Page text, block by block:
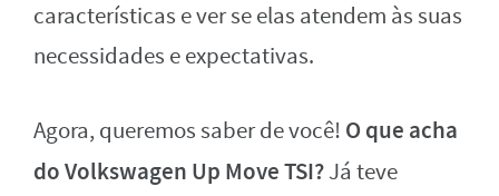
características e ver se elas atendem às suas
necessidades e expectativas.
Agora, queremos saber de você! O que acha
do Volkswagen Up Move TSI?Já teve